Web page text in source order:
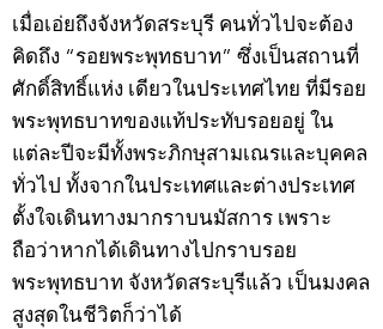
เมื่อเอ่ยถึงจังหวัดสระบุรี คนทั่วไปจะต้อง
คิดถึง “รอยพระพุทธบาท” ซึ่งเป็นสถานที่
ศักดิ์สิทธิ์แห่ง เดียวในประเทศไทย ที่มีรอย
พระพุทธบาทของแท้ประทับรอยอยู่ ใน
แต่ละปีจะมีทั้งพระภิกษุสามเณรและบุคคล
ทั่วไป ทั้งจากในประเทศและต่างประเทศ
ตั้งใจเดินทางมากราบนมัสการ เพราะ
ถือว่าหากได้เดินทางไปกราบรอย
พระพุทธบาท จังหวัดสระบุรีแล้ว เป็นมงคล
สูงสุดในชีวิตก็ว่าได้